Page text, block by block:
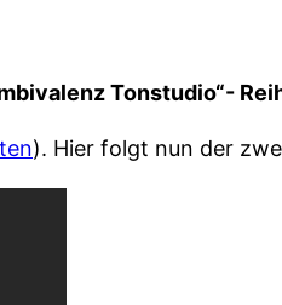
Tonstudio“-
). Hier folgt nun der